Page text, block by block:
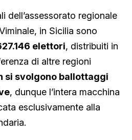
dell’assessorato regionale
in Sicilia sono
elettori, distribuiti in
di altre regioni
si svolgono ballottaggi
, dunque l’intera macchina
esclusivamente alla